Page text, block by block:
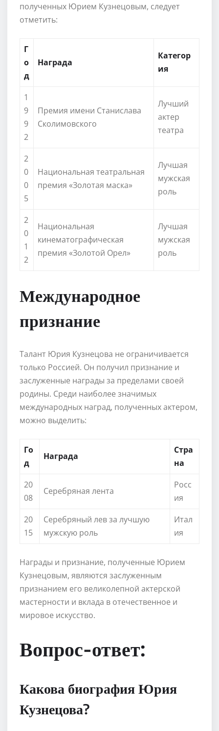
полученных Юрием Кузнецовым, следует
отметить:
Г
о
д
Награда
Категор
ия
1
9
9
2
Премия имени Станислава
Сколимовского
Лучший
актер
театра
2
0
0
5
Национальная театральная
премия «Золотая маска»
Лучшая
мужская
роль
2
0
1
2
Национальная
кинематографическая
премия «Золотой Орел»
Лучшая
мужская
роль
Международное
признание
Талант Юрия Кузнецова не ограничивается
только Россией. Он получил признание и
заслуженные награды за пределами своей
родины. Среди наиболее значимых
международных наград, полученных актером,
можно выделить:
Го
д
Награда
Стра
на
20
08
Серебряная лента
Росс
ия
20
15
Серебряный лев за лучшую
мужскую роль
Итал
ия
Награды и признание, полученные Юрием
Кузнецовым, являются заслуженным
признанием его великолепной актерской
мастерности и вклада в отечественное и
мировое искусство.
Вопрос-ответ:
Какова биография Юрия
Кузнецова?